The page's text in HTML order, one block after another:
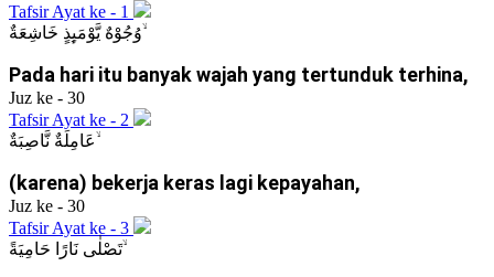
Tafsir Ayat ke - 1
وُجُوْهٌ يَّوْمَىِٕذٍ خَاشِعَةٌ ۙ
Pada hari itu banyak wajah yang tertunduk terhina,
Juz ke - 30
Tafsir Ayat ke - 2
عَامِلَةٌ نَّاصِبَةٌ ۙ
(karena) bekerja keras lagi kepayahan,
Juz ke - 30
Tafsir Ayat ke - 3
تَصْلٰى نَارًا حَامِيَةً ۙ